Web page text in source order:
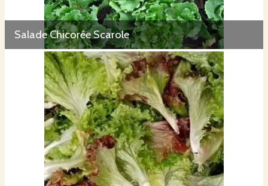
Salade Chicorée Scarole